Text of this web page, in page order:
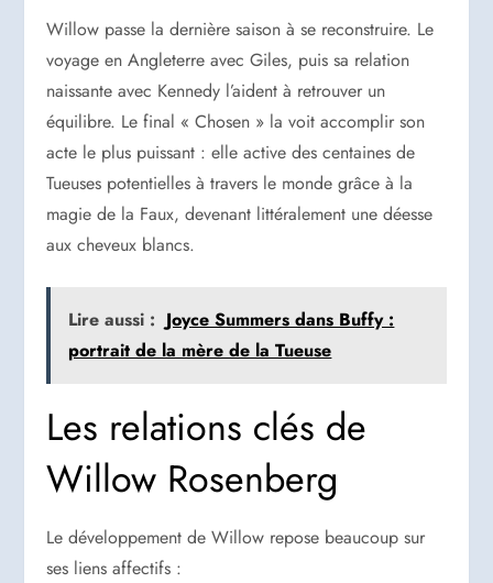
Willow passe la dernière saison à se reconstruire. Le
voyage en Angleterre avec Giles, puis sa relation
naissante avec Kennedy l’aident à retrouver un
équilibre. Le final « Chosen » la voit accomplir son
acte le plus puissant : elle active des centaines de
Tueuses potentielles à travers le monde grâce à la
magie de la Faux, devenant littéralement une déesse
aux cheveux blancs.
Lire aussi : Joyce Summers dans Buffy :
portrait de la mère de la Tueuse
Les relations clés de
Willow Rosenberg
Le développement de Willow repose beaucoup sur
ses liens affectifs :